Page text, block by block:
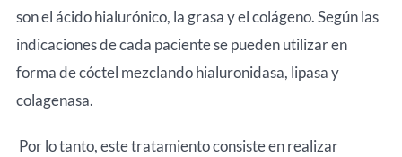
son el ácido hialurónico, la grasa y el colágeno. Según las
indicaciones de cada paciente se pueden utilizar en
forma de cóctel mezclando hialuronidasa, lipasa y
colagenasa.
Por lo tanto, este tratamiento consiste en realizar